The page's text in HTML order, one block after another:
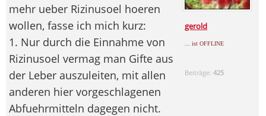
gerold
... ist OFFLINE
Beiträge:425
mehr ueber Rizinusoel hoeren
wollen, fasse ich mich kurz:
1. Nur durch die Einnahme von
Rizinusoel vermag man Gifte aus
der Leber auszuleiten, mit allen
anderen hier vorgeschlagenen
Abfuehrmitteln dagegen nicht.